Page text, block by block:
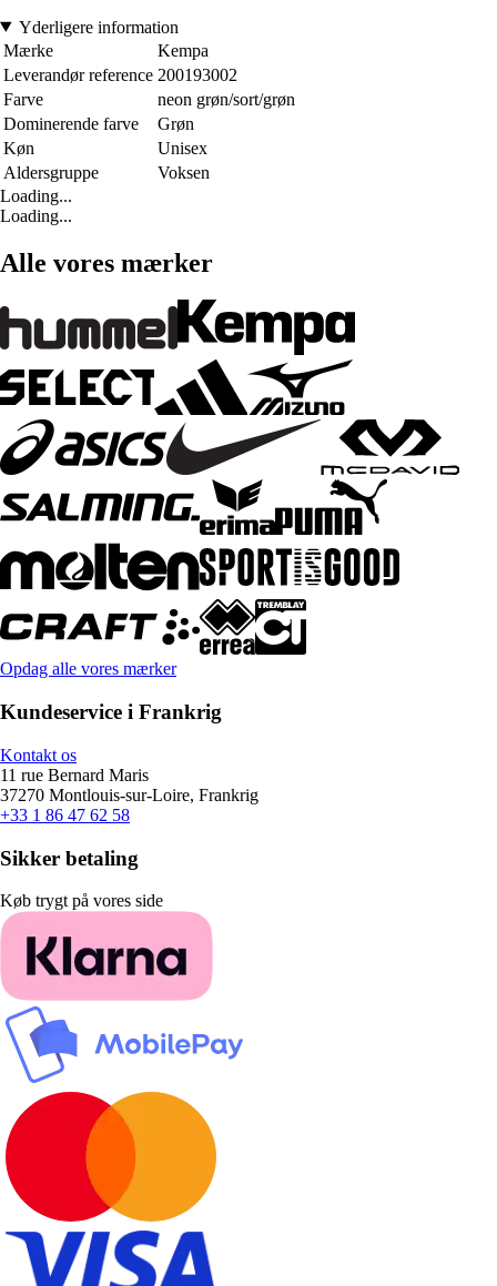
Yderligere information
Mærke
Kempa
Leverandør reference 200193002
Farve
neon grøn/sort/grøn
Dominerende farve
Grøn
Køn
Unisex
Aldersgruppe
Voksen
Loading...
Loading...
Alle vores mærker
Opdag alle vores mærker
Kundeservice i Frankrig
Kontakt os
11 rue Bernard Maris
37270 Montlouis-sur-Loire, Frankrig
+33 1 86 47 62 58
Sikker betaling
Køb trygt på vores side